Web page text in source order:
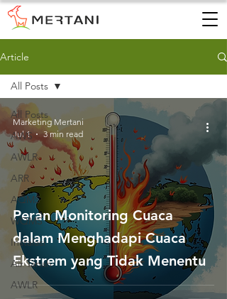
Article
All Posts
AWS
AWLR
ARR
AQMS
WQMS
Instalasi
Air Tanah
AWLR
All Posts
Peran Monitoring Cuaca
dalam Menghadapi Cuaca
Ekstrem yang Tidak Menentu
Marketing Mertani
Jul 1
3 min read